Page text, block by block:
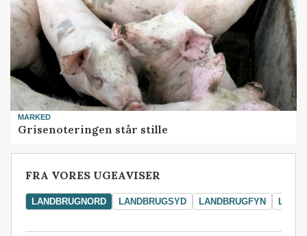
MARKED
Grisenoteringen står stille
FRA VORES UGEAVISER
LANDBRUGNORD LANDBRUGSYD LANDBRUGFYN